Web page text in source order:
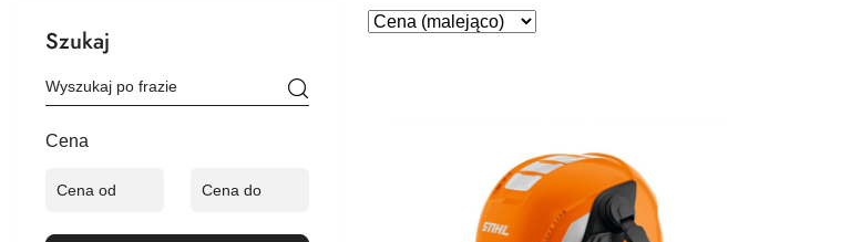
Szukaj
Cena
Zastosowano
Sortuj